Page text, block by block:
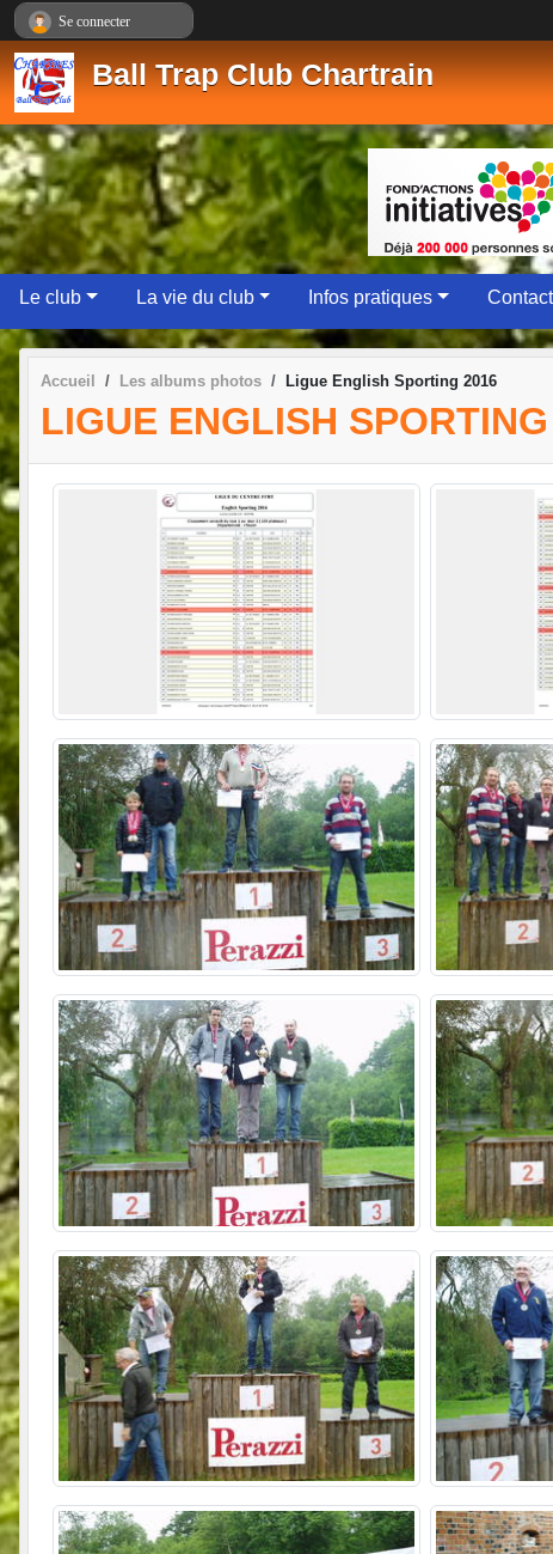
Ball Trap Club Chartrain
Le club La vie du club Infos pratiques
Accueil Les albums photos Ligue English Sporting 2016
LIGUE ENGLISH
Se connecter
Panneau de gestion des cookies